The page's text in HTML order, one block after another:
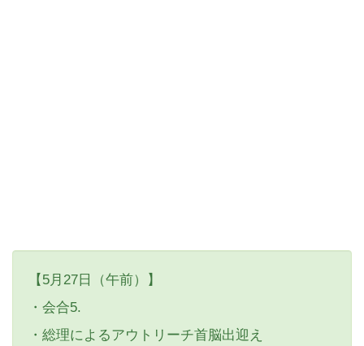
【5月27日（午前）】
・会合5.
・総理によるアウトリーチ首脳出迎え